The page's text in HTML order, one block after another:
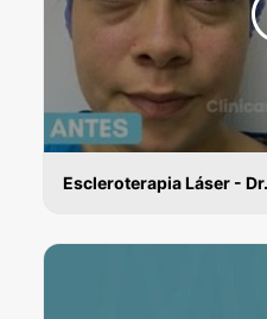
Escleroterapia Láser -